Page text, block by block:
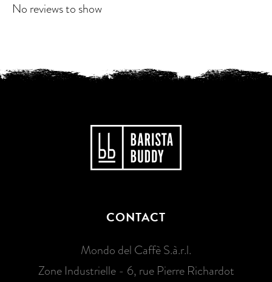
No reviews to show
CONTACT
Mondo del Caffè S.à.r.l.
Zone Industrielle - 6, rue Pierre Richardot